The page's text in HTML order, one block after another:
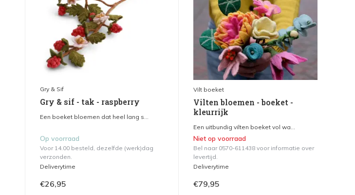
Gry & Sif
Gry & sif - tak - raspberry
Een boeket bloemen dat heel lang s...
Op voorraad
Voor 14.00 besteld, dezelfde (werk)dag
verzonden.
Deliverytime
€26,95
Vilt boeket
Vilten bloemen - boeket -
kleurrijk
Een uitbundig vilten boeket vol wa...
Niet op voorraad
Bel naar 0570-611438 voor informatie over
levertijd.
Deliverytime
€79,95